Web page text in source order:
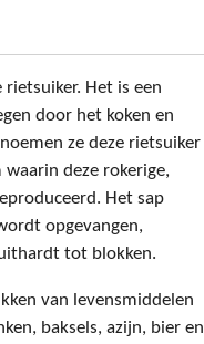
rietsuiker. Het is een
door het koken en
ze deze rietsuiker
deze rokerige,
Het sap
opgevangen,
tot blokken.
van levensmiddelen
baksels, azijn, bier en